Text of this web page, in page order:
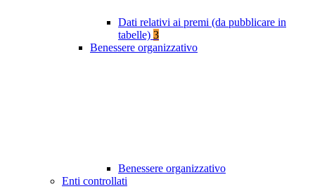
Dati relativi ai premi (da pubblicare in
tabelle) 3
Benessere organizzativo
Benessere organizzativo
Enti controllati